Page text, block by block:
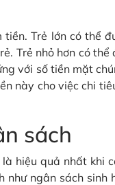
Trẻ lớn có thể
Trẻ nhỏ hơn có
với số tiền mặt
này cho việc chi
sách
hiệu quả nhất khi
như ngân sách